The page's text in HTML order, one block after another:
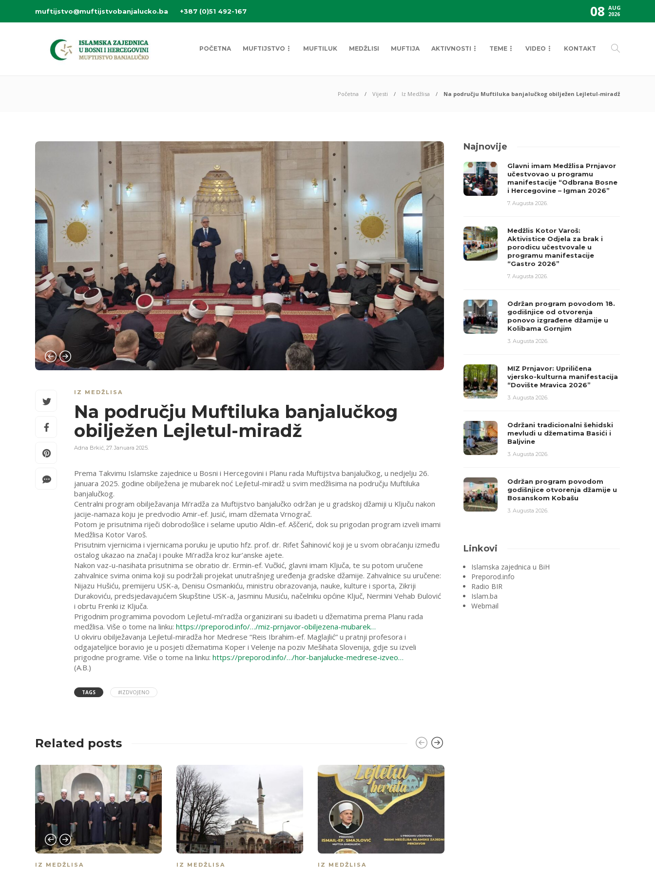
muftijstvo@muftijstvobanjalucko.ba +387 (0)51 492-167 08 AUG
2026
POČETNA MUFTIJSTVO MUFTILUK MEDŽLISI MUFTIJA AKTIVNOSTI TEME VIDEO KONTAKT
Početna Vijesti Iz Medžlisa Na području Muftiluka banjalučkog obilježen Lejletul-miradž
IZ MEDŽLISA
Na području Muftiluka banjalučkog
obilježen Lejletul-miradž
Adna Brkić, 27. Januara 2025.
Prema Takvimu Islamske zajednice u Bosni i Hercegovini i Planu rada Muftijstva banjalučkog, u nedjelju 26.
januara 2025. godine obilježena je mubarek noć Lejletul-miradž u svim medžlisima na području Muftiluka
banjalučkog.
Centralni program obilježavanja Mi’radža za Muftijstvo banjalučko održan je u gradskoj džamiji u Ključu nakon
jacije-namaza koju je predvodio Amir-ef. Jusić, imam džemata Vrnograč.
Potom je prisutnima riječi dobrodošlice i selame uputio Aldin-ef. Aščerić, dok su prigodan program izveli imami
Medžlisa Kotor Varoš.
Prisutnim vjernicima i vjernicama poruku je uputio hfz. prof. dr. Rifet Šahinović koji je u svom obraćanju između
ostalog ukazao na značaj i pouke Mi’radža kroz kur’anske ajete.
Nakon vaz-u-nasihata prisutnima se obratio dr. Ermin-ef. Vučkić, glavni imam Ključa, te su potom uručene
zahvalnice svima onima koji su podržali projekat unutrašnjeg uređenja gradske džamije. Zahvalnice su uručene:
Nijazu Hušiću, premijeru USK-a, Denisu Osmankiću, ministru obrazovanja, nauke, kulture i sporta, Zikriji
Durakoviću, predsjedavajućem Skupštine USK-a, Jasminu Musiću, načelniku općine Ključ, Nermini Vehab Ðulović
i obrtu Frenki iz Ključa.
Prigodnim programima povodom Lejletul-mi’radža organizirani su ibadeti u džematima prema Planu rada
medžlisa. Više o tome na linku: https://preporod.info/…/miz-prnjavor-obiljezena-mubarek…
U okviru obilježavanja Lejletul-miradža hor Medrese “Reis Ibrahim-ef. Maglajlić” u pratnji profesora i
odgajateljice boravio je u posjeti džematima Koper i Velenje na poziv Mešihata Slovenija, gdje su izveli
prigodne programe. Više o tome na linku: https://preporod.info/…/hor-banjalucke-medrese-izveo…
(A.B.)
TAGS #IZDVOJENO
Related posts
IZ MEDŽLISA IZ MEDŽLISA IZ MEDŽLISA
Najnovije
Glavni imam Medžlisa Prnjavor
učestvovao u programu
manifestacije “Odbrana Bosne
i Hercegovine – Igman 2026”
7. Augusta 2026.
Medžlis Kotor Varoš:
Aktivistice Odjela za brak i
porodicu učestvovale u
programu manifestacije
“Gastro 2026”
7. Augusta 2026.
Održan program povodom 18.
godišnjice od otvorenja
ponovo izgrađene džamije u
Kolibama Gornjim
3. Augusta 2026.
MIZ Prnjavor: Upriličena
vjersko-kulturna manifestacija
“Dovište Mravica 2026”
3. Augusta 2026.
Održani tradicionalni šehidski
mevludi u džematima Basići i
Baljvine
3. Augusta 2026.
Održan program povodom
godišnjice otvorenja džamije u
Bosanskom Kobašu
3. Augusta 2026.
Linkovi
Islamska zajednica u BiH
Preporod.info
Radio BIR
Islam.ba
Webmail